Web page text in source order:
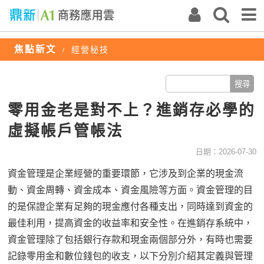
焦點新文 / 經營秘技
零用金老是對不上？進銷存必學的
虛擬帳戶管帳法
日期：2026-07-30
資金管理是企業經營的重要環節，它涉及到企業的現金流
動、資金周轉、資金成本、資金風險等方面。資金管理的目
的是保證企業有足夠的現金應付各種支出，同時達到資金的
最佳利用，提高資金的收益率和安全性。在進銷存系統中，
資金管理除了包括銀行存款和現金兩個部分外，有時也需要
記錄零用金和數位錢包的收支，以下分別介紹其定義與管理